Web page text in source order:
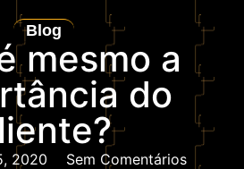
Blog
mesmo a
do
2020 Sem Comentários